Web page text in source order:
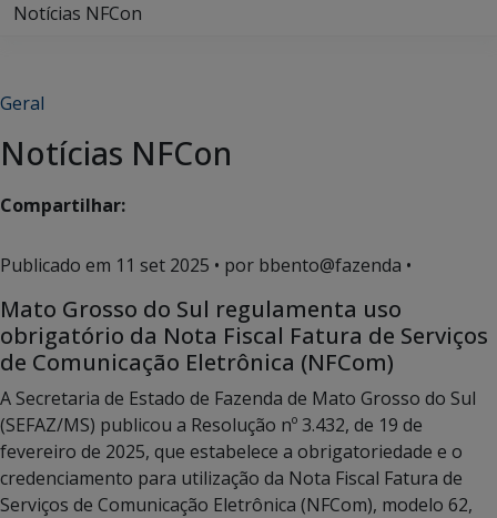
Notícias NFCon
Geral
Notícias NFCon
Compartilhar:
Publicado em 11 set 2025 • por bbento@fazenda •
Mato Grosso do Sul regulamenta uso
obrigatório da Nota Fiscal Fatura de Serviços
de Comunicação Eletrônica (NFCom)
A Secretaria de Estado de Fazenda de Mato Grosso do Sul
(SEFAZ/MS) publicou a Resolução nº 3.432, de 19 de
fevereiro de 2025, que estabelece a obrigatoriedade e o
credenciamento para utilização da Nota Fiscal Fatura de
Serviços de Comunicação Eletrônica (NFCom), modelo 62,